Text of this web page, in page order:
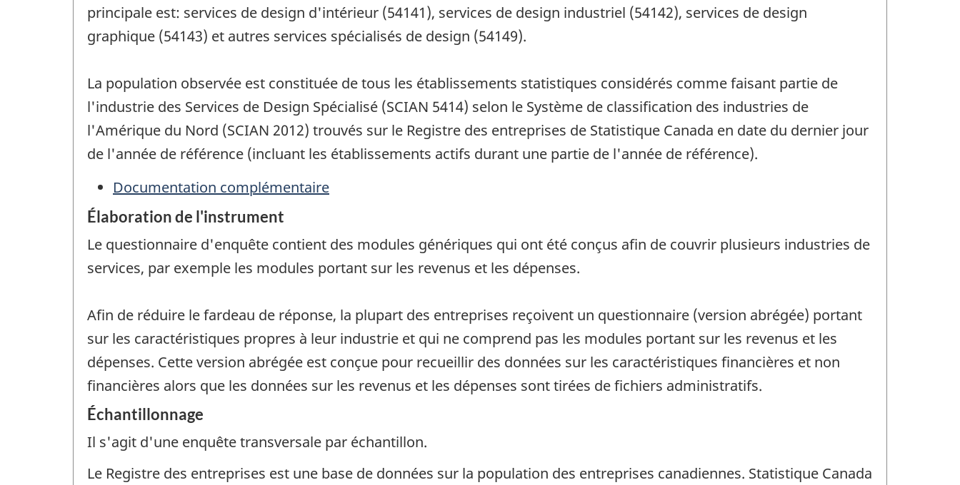
principale est: services de design d'intérieur (54141), services de design industriel (54142), services de design
graphique (54143) et autres services spécialisés de design (54149).
La population observée est constituée de tous les établissements statistiques considérés comme faisant partie de
l'industrie des Services de Design Spécialisé (SCIAN 5414) selon le Système de classification des industries de
l'Amérique du Nord (SCIAN 2012) trouvés sur le Registre des entreprises de Statistique Canada en date du dernier jour
de l'année de référence (incluant les établissements actifs durant une partie de l'année de référence).
Documentation complémentaire
Élaboration de l'instrument
Le questionnaire d'enquête contient des modules génériques qui ont été conçus afin de couvrir plusieurs industries de
services, par exemple les modules portant sur les revenus et les dépenses.
Afin de réduire le fardeau de réponse, la plupart des entreprises reçoivent un questionnaire (version abrégée) portant
sur les caractéristiques propres à leur industrie et qui ne comprend pas les modules portant sur les revenus et les
dépenses. Cette version abrégée est conçue pour recueillir des données sur les caractéristiques financières et non
financières alors que les données sur les revenus et les dépenses sont tirées de fichiers administratifs.
Échantillonnage
Il s'agit d'une enquête transversale par échantillon.
Le Registre des entreprises est une base de données sur la population des entreprises canadiennes. Statistique Canada